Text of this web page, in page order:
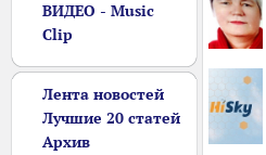
ВИДЕО - Music
Clip
Лента новостей
Лучшие 20 статей
Архив